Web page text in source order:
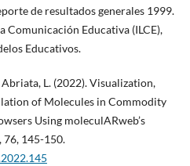
de resultados generales 1999.
Educativa (ILCE),
Educativos.
L. (2022). Visualization,
of Molecules in Commodity
Using moleculARweb’s
145-150.